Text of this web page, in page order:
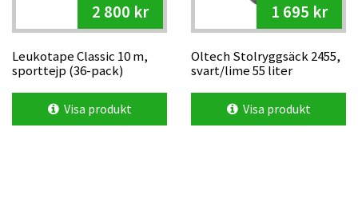
2 800 kr
Leukotape Classic 10 m,
sporttejp (36-pack)
Visa produkt
1 695 kr
Oltech Stolryggsäck 2455,
svart/lime 55 liter
Visa produkt